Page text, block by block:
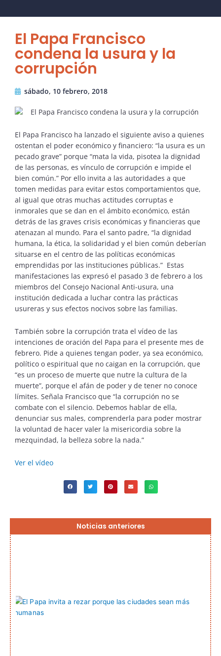
El Papa Francisco
condena la usura y la
corrupción
sábado, 10 febrero, 2018
El Papa Francisco ha lanzado el siguiente aviso a quienes
ostentan el poder económico y financiero: “la usura es un
pecado grave” porque “mata la vida, pisotea la dignidad
de las personas, es vínculo de corrupción e impide el
bien común.” Por ello invita a las autoridades a que
tomen medidas para evitar estos comportamientos que,
al igual que otras muchas actitudes corruptas e
inmorales que se dan en el ámbito económico, están
detrás de las graves crisis económicas y financieras que
atenazan al mundo. Para el santo padre, “la dignidad
humana, la ética, la solidaridad y el bien común deberían
situarse en el centro de las políticas económicas
emprendidas por las instituciones públicas.” Estas
manifestaciones las expresó el pasado 3 de febrero a los
miembros del Consejo Nacional Anti-usura, una
institución dedicada a luchar contra las prácticas
usureras y sus efectos nocivos sobre las familias.
También sobre la corrupción trata el vídeo de las
intenciones de oración del Papa para el presente mes de
febrero. Pide a quienes tengan poder, ya sea económico,
político o espiritual que no caigan en la corrupción, que
“es un proceso de muerte que nutre la cultura de la
muerte”, porque el afán de poder y de tener no conoce
límites. Señala Francisco que “la corrupción no se
combate con el silencio. Debemos hablar de ella,
denunciar sus males, comprenderla para poder mostrar
la voluntad de hacer valer la misericordia sobre la
mezquindad, la belleza sobre la nada.”
Ver el vídeo
Noticias anteriores
Página
PáginaPáginaPágina
Página